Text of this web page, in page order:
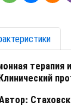
терапия